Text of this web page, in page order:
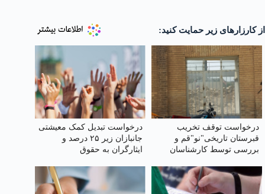
از کارزارهای زیر حمایت کنید:
درخواست توقف تخریب
قبرستان تاریخی"نو"قم و
بررسی توسط کارشناسان
درخواست تبدیل کمک معیشتی
جانبازان زیر ۲۵ درصد و
ایثارگران به حقوق